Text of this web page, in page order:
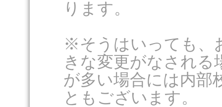
ります。
※そうはいっても、
きな変更がなされる
が多い場合には内部
ともございます。